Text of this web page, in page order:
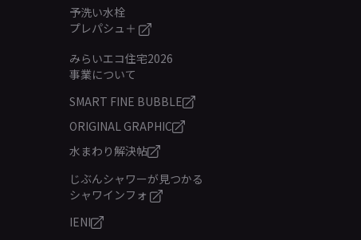
予洗い水栓
プレパシュ＋
みらいエコ住宅2026
事業について
SMART FINE BUBBLE
ORIGINAL GRAPHIC
水まわり解決帖
じぶんシャワーが見つかる
シャワインフォ
IENI